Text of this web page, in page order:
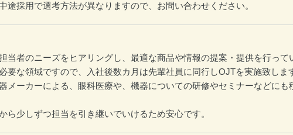
途採用で選考方法が異なりますので、お問い合わせください。
当者のニーズをヒアリングし、最適な商品や情報の提案・提供を行って
要な領域ですので、入社後数カ月は先輩社員に同行しOJTを実施致しま
メーカーによる、眼科医療や、機器についての研修やセミナーなどに
ら少しずつ担当を引き継いでいけるため安心です。